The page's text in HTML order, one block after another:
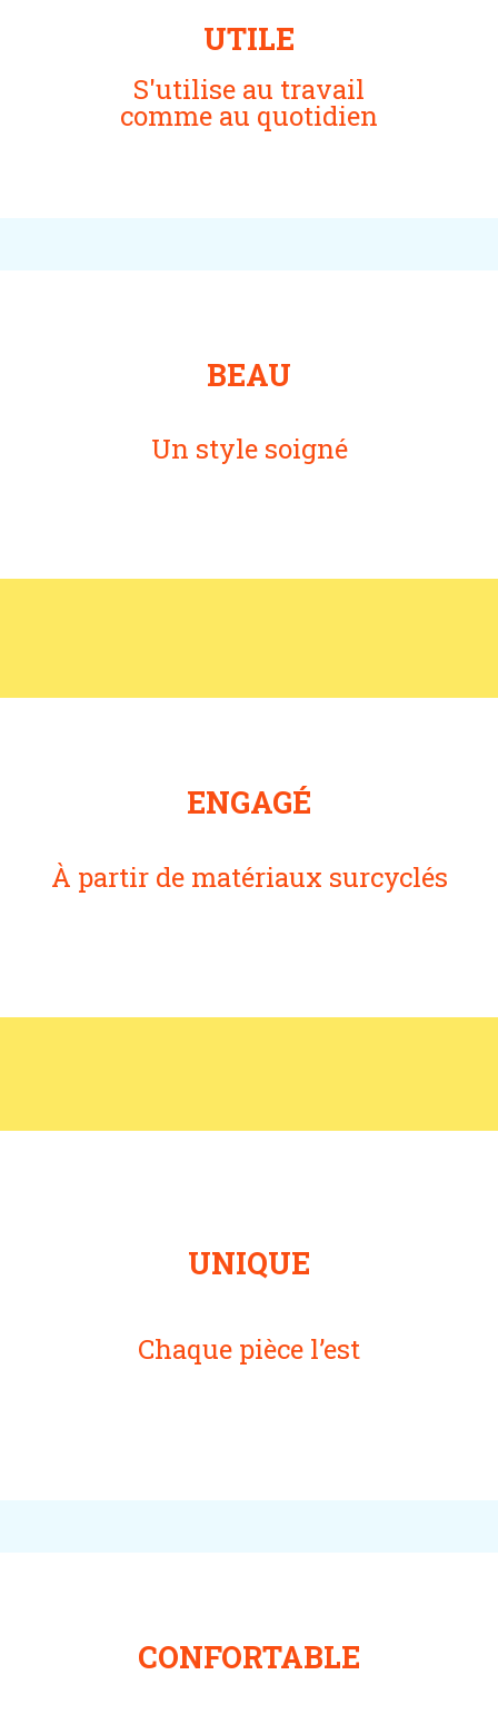
UTILE
S'utilise au travail
comme au quotidien
BEAU
Un style soigné
ENGAGÉ
À partir de matériaux surcyclés
UNIQUE
Chaque pièce l’est
CONFORTABLE